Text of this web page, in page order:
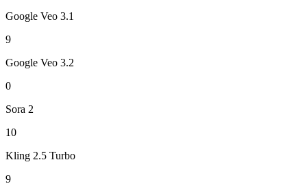
Google Veo 3.1
9
Google Veo 3.2
0
Sora 2
10
Kling 2.5 Turbo
9